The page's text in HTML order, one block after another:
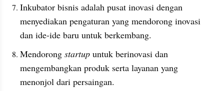
Inkubator bisnis adalah pusat inovasi dengan
menyediakan pengaturan yang mendorong inovasi
dan ide-ide baru untuk berkembang.
Mendorong startup untuk berinovasi dan
mengembangkan produk serta layanan yang
menonjol dari persaingan.